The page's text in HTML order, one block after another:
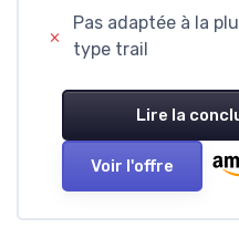
Pas adaptée à la
type trail
Lire la
Voir l'offre